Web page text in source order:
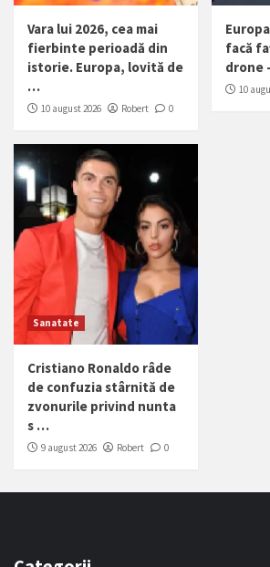
Vara lui 2026, cea mai
fierbinte perioadă din
istorie. Europa, lovită de
…
10 august 2026 Robert 0
facă
drone
10
Sanatate
Cristiano Ronaldo râde
de confuzia stârnită de
zvonurile privind nunta
s …
9 august 2026 Robert 0